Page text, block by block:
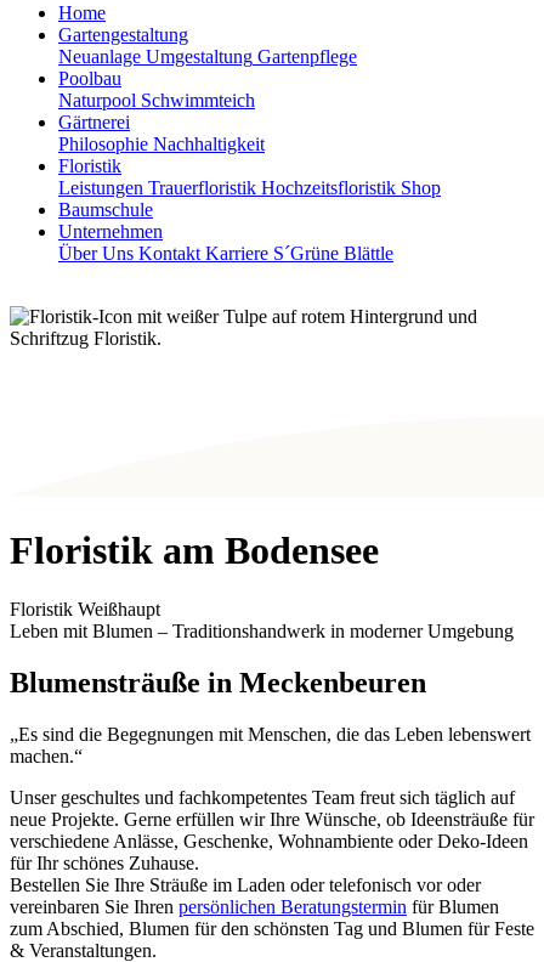
Home
Gartengestaltung
Neuanlage Umgestaltung Gartenpflege
Poolbau
Naturpool Schwimmteich
Gärtnerei
Philosophie Nachhaltigkeit
Floristik
Leistungen Trauerfloristik Hochzeitsfloristik Shop
Baumschule
Unternehmen
Über Uns Kontakt Karriere S´Grüne Blättle
Floristik am Bodensee
Floristik Weißhaupt
Leben mit Blumen – Traditionshandwerk in moderner Umgebung
Blumensträuße in Meckenbeuren
„Es sind die Begegnungen mit Menschen, die das Leben lebenswert
machen.“
Unser geschultes und fachkompetentes Team freut sich täglich auf
neue Projekte. Gerne erfüllen wir Ihre Wünsche, ob Ideensträuße für
verschiedene Anlässe, Geschenke, Wohnambiente oder Deko-Ideen
für Ihr schönes Zuhause.
Bestellen Sie Ihre Sträuße im Laden oder telefonisch vor oder
vereinbaren Sie Ihren persönlichen Beratungstermin für Blumen
zum Abschied, Blumen für den schönsten Tag und Blumen für Feste
& Veranstaltungen.